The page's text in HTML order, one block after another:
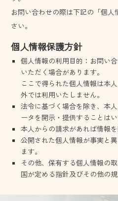
お問い合わせの際は下記の「個
さい。
個人情報保護方針
個人情報の利用目的：お問い
いただく場合があります。
ここで得られた個人情報は本
外では利用いたしません。
法令に基づく場合を除き、本
ータを開示・提供することはい
本人からの請求があれば情報を
公開された個人情報が事実と
ます。
その他、保有する個人情報の
国が定める指針及びその他の